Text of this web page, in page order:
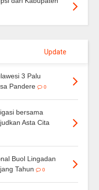
Update
3 Palu
Pandere
0
bersama
Asta Cita
Buol Lingadan
Tahun
0